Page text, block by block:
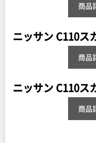
商品
ニッサン C110ス
商品
ニッサン C110ス
商品